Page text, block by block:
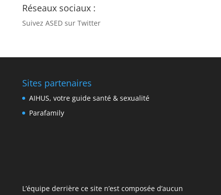
Réseaux sociaux :
Suivez ASED sur Twitter
Sites partenaires
AIHUS, votre guide santé & sexualité
Parafamily
L’équipe derrière ce site n’est composée d’aucun